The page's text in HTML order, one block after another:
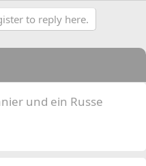
to reply here.
und ein Russe